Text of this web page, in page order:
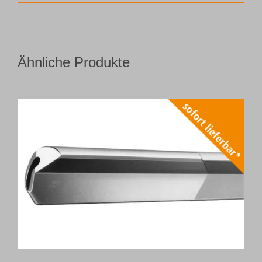
Ähnliche Produkte